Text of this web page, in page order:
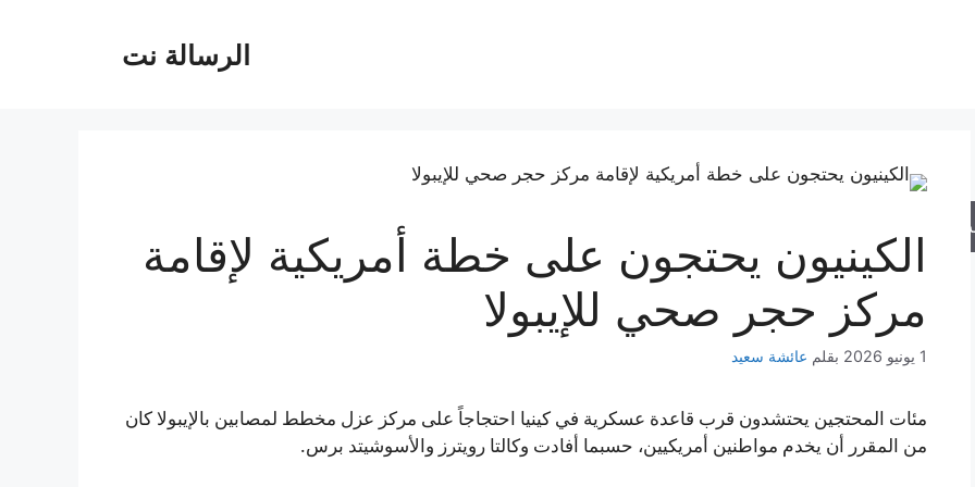
الرسالة نت
الكينيون يحتجون على خطة أمريكية لإقامة
مركز حجر صحي للإيبولا
1 يونيو 2026 بقلم عائشة سعيد
مئات المحتجين يحتشدون قرب قاعدة عسكرية في كينيا احتجاجاً على مركز عزل مخطط لمصابين بالإيبولا كان
من المقرر أن يخدم مواطنين أمريكيين، حسبما أفادت وكالتا رويترز والأسوشيتد برس.